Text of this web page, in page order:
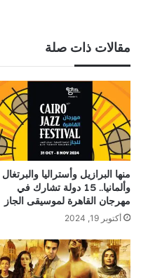
مقالات ذات صلة
منها البرازيل وأستراليا والبرتغال
وألمانيا.. 15 دولة تشارك في
مهرجان القاهرة لموسيقى الجاز
أكتوبر 19, 2024